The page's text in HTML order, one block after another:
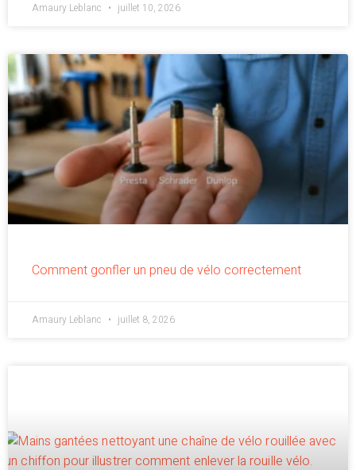
Amaury Leblanc juillet 10, 2026
Comment gonfler un pneu de vélo correctement
Amaury Leblanc juillet 8, 2026